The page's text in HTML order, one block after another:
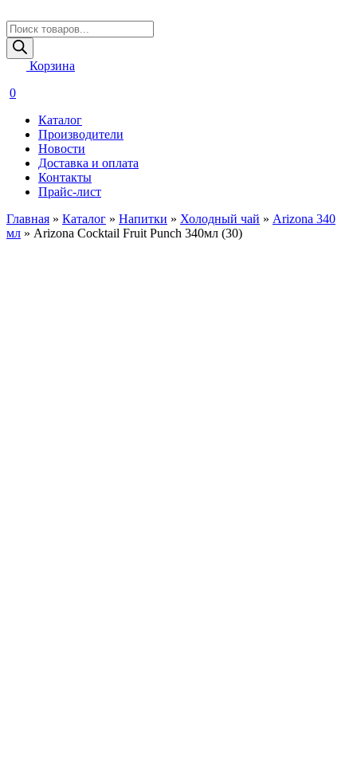
Поиск
товаров
Корзина
0
Каталог
Производители
Новости
Доставка и оплата
Контакты
Прайс-лист
Главная » Каталог » Напитки » Холодный чай » Arizona 340
мл » Arizona Cocktail Fruit Punch 340мл (30)